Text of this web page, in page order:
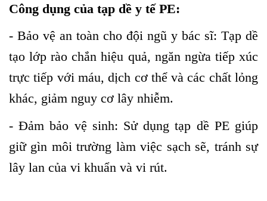
Công dụng của tạp dề y tế PE:
- Bảo vệ an toàn cho đội ngũ y bác sĩ: Tạp dề
tạo lớp rào chắn hiệu quả, ngăn ngừa tiếp xúc
trực tiếp với máu, dịch cơ thể và các chất lỏng
khác, giảm nguy cơ lây nhiễm.
- Đảm bảo vệ sinh: Sử dụng tạp dề PE giúp
giữ gìn môi trường làm việc sạch sẽ, tránh sự
lây lan của vi khuẩn và vi rút.